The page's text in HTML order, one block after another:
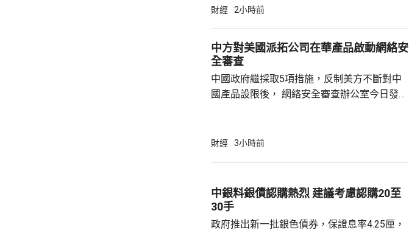
19.8萬。
財經 2小時前
中方對美國派拓公司在華產品啟動網絡安
全審查
中國政府繼採取5項措施，反制美方不斷對中
國產品設限後， 網絡安全審查辦公室今日發公
公告指，為保障關鍵信息基礎設施安全穩定運
拓產品實施網絡安全審查。 商務部昨日宣布對
美國採取5項反制措施，包括加強無人機相關
財經 3小時前
中銀料銀債認購熱烈 建議考慮認購20至
30手
政府推出新一批銀色債券，保證息率4.25厘，